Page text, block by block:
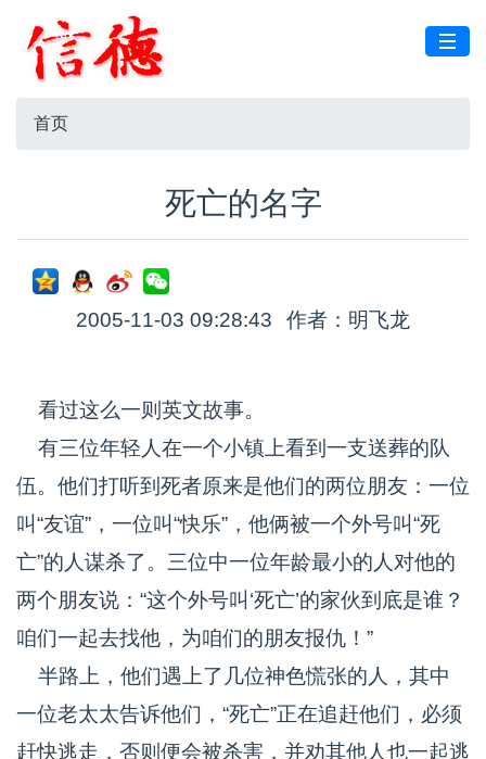
首页
死亡的名字
2005-11-03 09:28:43 作者：明飞龙
看过这么一则英文故事。
有三位年轻人在一个小镇上看到一支送葬的队
伍。他们打听到死者原来是他们的两位朋友：一位
叫“友谊”，一位叫“快乐”，他俩被一个外号叫“死
亡”的人谋杀了。三位中一位年龄最小的人对他的
两个朋友说：“这个外号叫‘死亡’的家伙到底是谁？
咱们一起去找他，为咱们的朋友报仇！”
半路上，他们遇上了几位神色慌张的人，其中
一位老太太告诉他们，“死亡”正在追赶他们，必须
赶快逃走，否则便会被杀害，并劝其他人也一起逃